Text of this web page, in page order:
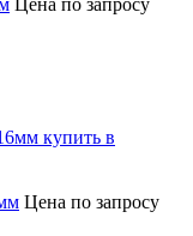
Цена по запросу
Цена по запросу